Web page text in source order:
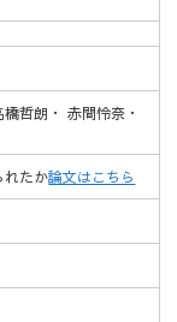
哲朗・ 赤間怜奈・
れたか論文はこちら